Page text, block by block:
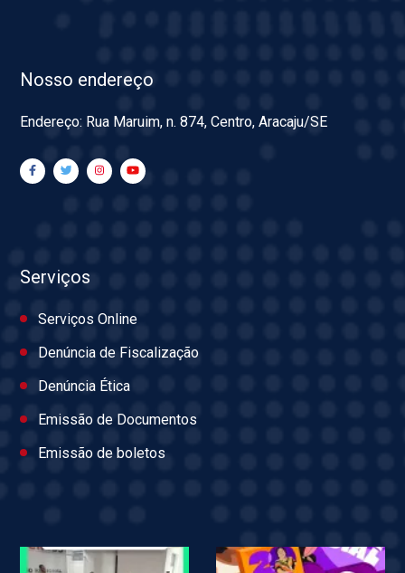
Nosso endereço
Endereço: Rua Maruim, n. 874, Centro, Aracaju/SE
Serviços
Serviços Online
Denúncia de Fiscalização
Denúncia Ética
Emissão de Documentos
Emissão de boletos